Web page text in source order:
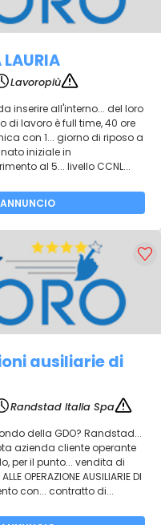
Lavoropiù
inserire all'interno... del loro
di lavoro è full time, 40 ore
con 1... giorno di riposo a
iniziale in
al 5... livello CCNL...
ausiliarie di
Randstad Italia Spa
della GDO? Randstad...
azienda cliente operante
per il punto... vendita di
OPERAZIONE AUSILIARIE DI
con... contratto di...